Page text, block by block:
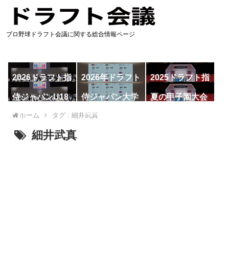
プロ野球ドラフト会議に関する総合情報ページ
2026ドラフト指
名予想
2026年ドラフト
候補
2025ドラフト指
名一覧
侍ジャパンU18
代表
侍ジャパン大学
代表
夏の甲子園大会
ホーム タグ : 細井武真
細井武真